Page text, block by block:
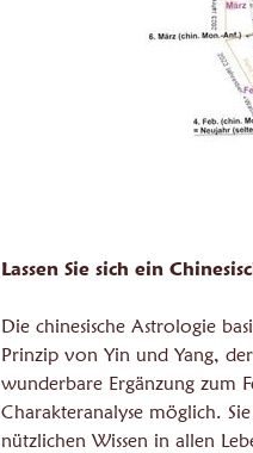
Lassen Sie sich ein
Die chinesische Astrologie
Prinzip von Yin und Yang,
wunderbare Ergänzung zum
Charakteranalyse möglich.
nützlichen Wissen in allen